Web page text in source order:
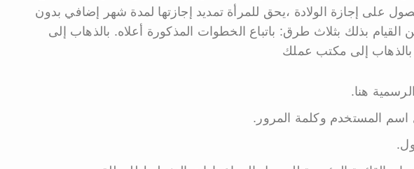
على إجازة الولادة ،يحق للمرأة تمديد إجازتها لمدة شهر إضافي بدون
بذلك بثلاث طرق: باتباع الخطوات المذكورة أعلاه. بالذهاب إلى
إلى مكتب عملك
هنا.
اسم المستخدم وكلمة المرور.